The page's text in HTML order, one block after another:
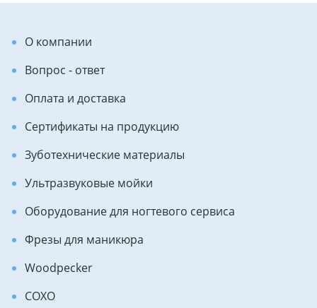
О компании
Вопрос - ответ
Оплата и доставка
Сертификаты на продукцию
Зуботехнические материалы
Ультразвуковые мойки
Оборудование для ногтевого сервиса
Фрезы для маникюра
Woodpecker
COXO